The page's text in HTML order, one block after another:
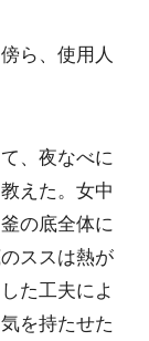
ら、使用人
、夜なべに
えた。女中
の底全体に
ススは熱が
た工夫によ
を持たせた